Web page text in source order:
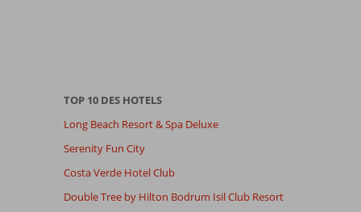
TOP 10 DES HOTELS
Long Beach Resort & Spa Deluxe
Serenity Fun City
Costa Verde Hotel Club
Double Tree by Hilton Bodrum Isil Club Resort